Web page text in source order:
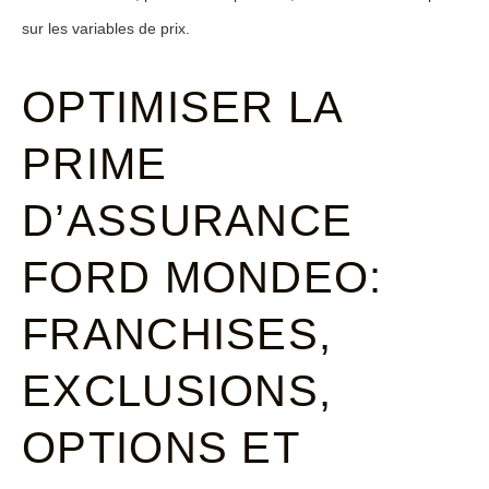
sur les variables de prix.
OPTIMISER LA
PRIME
D’ASSURANCE
FORD MONDEO:
FRANCHISES,
EXCLUSIONS,
OPTIONS ET